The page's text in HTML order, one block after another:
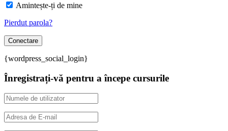
Amintește-ți de mine
Pierdut parola?
{wordpress_social_login}
Înregistrați-vă pentru a începe cursurile